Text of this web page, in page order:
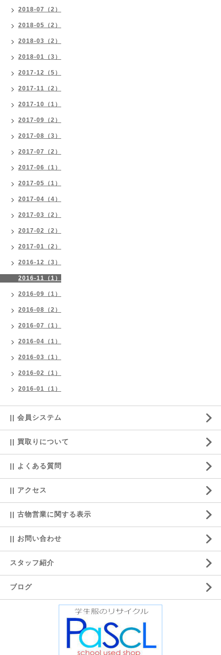
2018-07（2）
2018-05（2）
2018-03（2）
2018-01（3）
2017-12（5）
2017-11（2）
2017-10（1）
2017-09（2）
2017-08（3）
2017-07（2）
2017-06（1）
2017-05（1）
2017-04（4）
2017-03（2）
2017-02（2）
2017-01（2）
2016-12（3）
2016-11（1）
2016-09（1）
2016-08（2）
2016-07（1）
2016-04（1）
2016-03（1）
2016-02（1）
2016-01（1）
|| 会員システム
|| 買取りについて
|| よくある質問
|| アクセス
|| 古物営業に関する表示
|| お問い合わせ
スタッフ紹介
ブログ